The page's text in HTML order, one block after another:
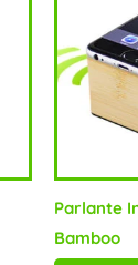
Parlante
Bamboo